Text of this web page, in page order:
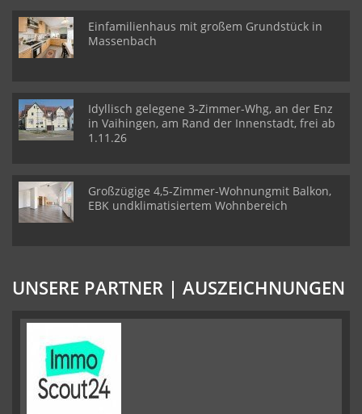
Einfamilienhaus mit großem Grundstück in
Massenbach
Idyllisch gelegene 3-Zimmer-Whg, an der Enz
in Vaihingen, am Rand der Innenstadt, frei ab
1.11.26
Großzügige 4,5-Zimmer-Wohnungmit Balkon,
EBK undklimatisiertem Wohnbereich
UNSERE PARTNER | AUSZEICHNUNGEN